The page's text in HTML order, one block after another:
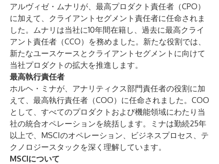
アルヴィゼ・ムナリが、最高プロダクト責任者（CPO）
に加えて、クライアントセグメント責任者に任命されま
した。ムナリは当社に10年間在籍し、過去に最高クライ
アント責任者（CCO）を務めました。新たな役割では、
新たなユースケースとクライアントセグメントに向けて
当社プロダクトの拡大を推進します。
最高執行責任者
ホルヘ・ミナが、アナリティクス部門責任者の役割に加
えて、最高執行責任者（COO）に任命されました。COO
として、すべてのプロダクトおよび機能領域にわたり当
社の統合オペレーションを統括します。ミナは勤続25年
以上で、MSCIのオペレーション、ビジネスプロセス、テ
クノロジースタックを深く理解しています。
MSCIについて